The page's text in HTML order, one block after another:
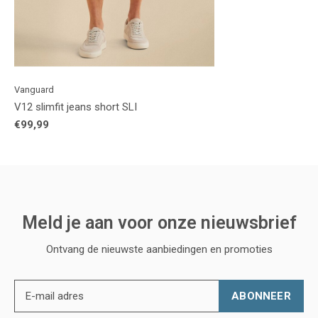
Vanguard
V12 slimfit jeans short SLI
€99,99
Meld je aan voor onze nieuwsbrief
Ontvang de nieuwste aanbiedingen en promoties
ABONNEER